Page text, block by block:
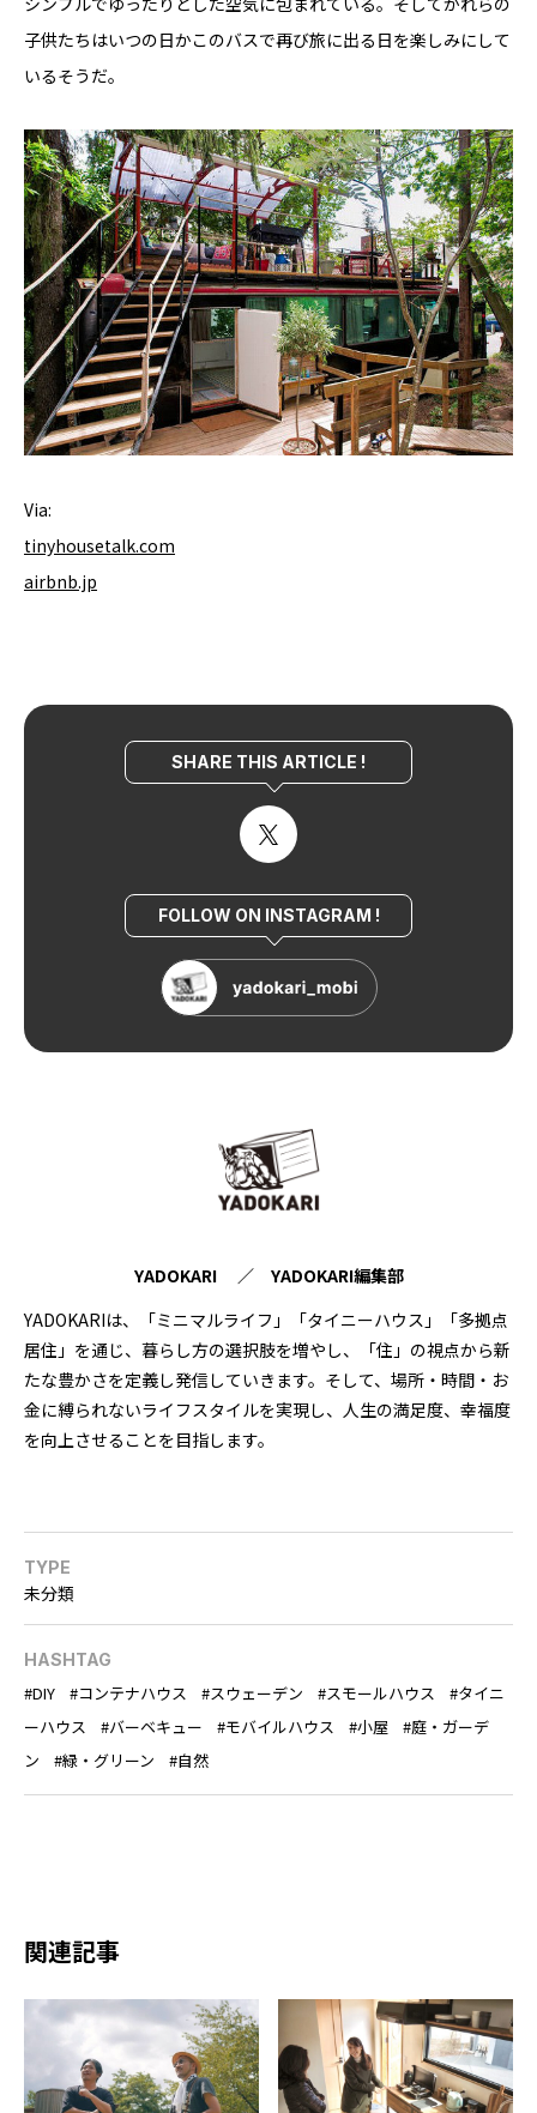
子供たちはいつの日かこのバスで再び旅に出る日を楽しみにして
いるそうだ。
Via:
tinyhousetalk.com
airbnb.jp
SHARE THIS ARTICLE !
FOLLOW ON INSTAGRAM !
YADOKARI ／ YADOKARI編集部
YADOKARIは、「ミニマルライフ」「タイニーハウス」「多拠点
居住」を通じ、暮らし方の選択肢を増やし、「住」の視点から新
たな豊かさを定義し発信していきます。そして、場所・時間・お
金に縛られないライフスタイルを実現し、人生の満足度、幸福度
を向上させることを目指します。
TYPE
未分類
HASHTAG
DIY コンテナハウス スウェーデン スモールハウス
タイニ
ーハウス
バーベキュー モバイルハウス 小屋
庭・ガーデ
ン
緑・グリーン 自然
関連記事